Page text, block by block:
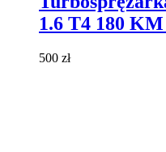
wiele
wariantów.
1.6 T4 180
500 zł